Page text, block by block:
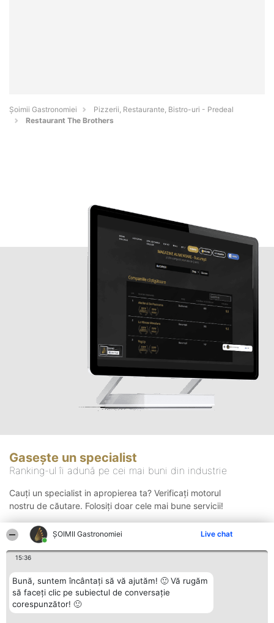
ȘOIMII Gastronomiei Live chat
15:36
Bună, suntem încântați să vă ajutăm! 🙂 Vă rugăm
să faceți clic pe subiectul de conversație
corespunzător! 🙂
Șoimii Gastronomiei
Pizzerii, Restaurante, Bistro-uri - Predeal
Restaurant The Brothers
Gasește un specialist
Ranking-ul îi adună pe cei mai buni din industrie
Cauți un specialist in apropierea ta? Verificați motorul
nostru de căutare. Folosiți doar cele mai bune servicii!